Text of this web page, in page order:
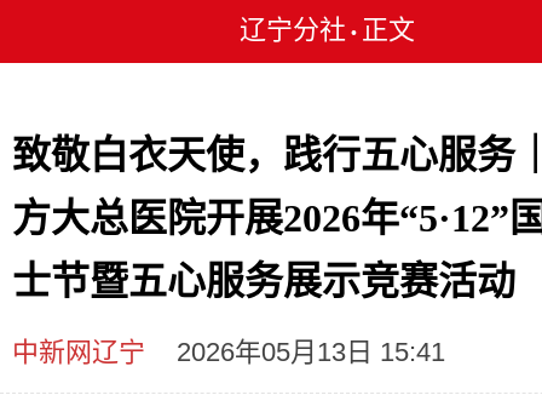
辽宁分社 • 正文
致敬白衣天使，践行五心服务
方大总医院开展2026年“5·12”
士节暨五心服务展示竞赛活动
中新网辽宁 2026年05月13日 15:41